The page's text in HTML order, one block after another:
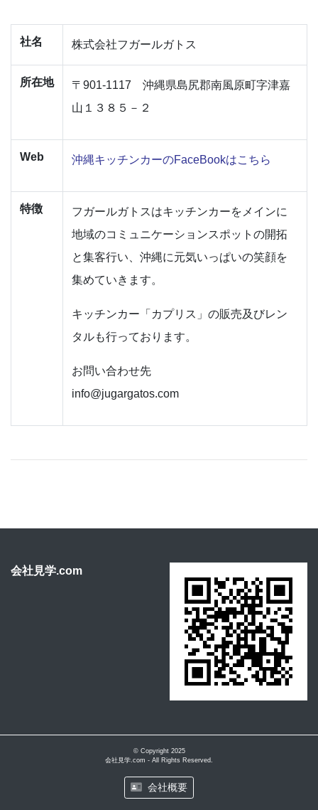
社名 株式会社フガールガトス
所在地
〒901-1117 沖縄県島尻郡南風原町字津嘉
山１３８５－２
Web 沖縄キッチンカーのFaceBookはこちら
特徴
フガールガトスはキッチンカーをメインに
地域のコミュニケーションスポットの開拓
と集客行い、沖縄に元気いっぱいの笑顔を
集めていきます。
キッチンカー「カプリス」の販売及びレン
タルも行っております。
お問い合わせ先
info@jugargatos.com
会社見学.com
© Copyright 2025
会社見学.com - All Rights Reserved.
会社概要